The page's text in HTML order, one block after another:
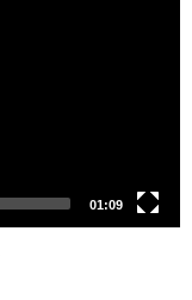
Total
duration
01:09